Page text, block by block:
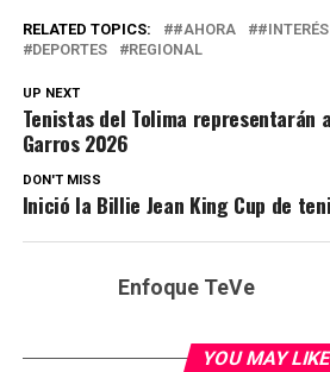
RELATED TOPICS: #AHORA #INTERÉS
DEPORTES
REGIONAL
UP NEXT
Tenistas del Tolima representarán
Garros 2026
DON'T MISS
Inició la Billie Jean King Cup de
Enfoque TeVe
YOU MAY